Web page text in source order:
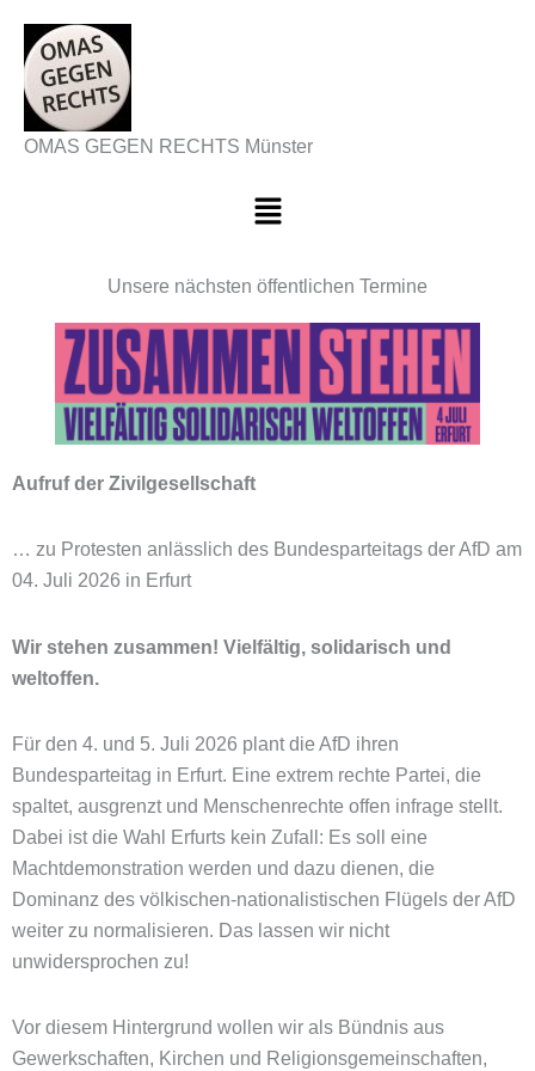
Inhalt
springen
OMAS GEGEN RECHTS Münster
Menü
Unsere nächsten öffentlichen Termine
Aufruf der Zivilgesellschaft
… zu Protesten anlässlich des Bundesparteitags der AfD am
04. Juli 2026 in Erfurt
Wir stehen zusammen! Vielfältig, solidarisch und
weltoffen.
Für den 4. und 5. Juli 2026 plant die AfD ihren
Bundesparteitag in Erfurt. Eine extrem rechte Partei, die
spaltet, ausgrenzt und Menschenrechte offen infrage stellt.
Dabei ist die Wahl Erfurts kein Zufall: Es soll eine
Machtdemonstration werden und dazu dienen, die
Dominanz des völkischen-nationalistischen Flügels der AfD
weiter zu normalisieren. Das lassen wir nicht
unwidersprochen zu!
Vor diesem Hintergrund wollen wir als Bündnis aus
Gewerkschaften, Kirchen und Religionsgemeinschaften,